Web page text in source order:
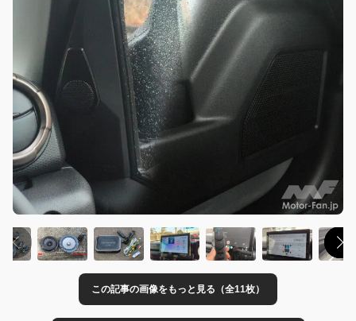
この記事の画像をもっと見る（全11枚）